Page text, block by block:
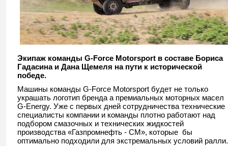
Экипаж команды G-Force Motorsport в составе Бориса
Гадасина и Дана Щемеля на пути к исторической
победе.
Машины команды G-Force Motorsport будет не только
украшать логотип бренда а премиальных моторных масел
G-Energy. Уже с первых дней сотрудничества технические
специалисты компании и команды плотно работают над
подбором смазочных и технических жидкостей
производства «Газпромнефть - СМ», которые бы
оптимально подходили для экстремальных условий ралли.